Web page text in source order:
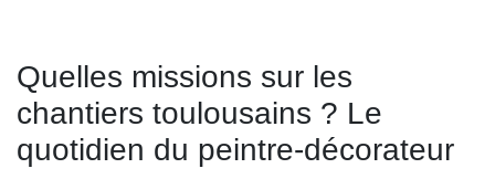
Quelles missions sur les
chantiers toulousains ? Le
quotidien du peintre-décorateur